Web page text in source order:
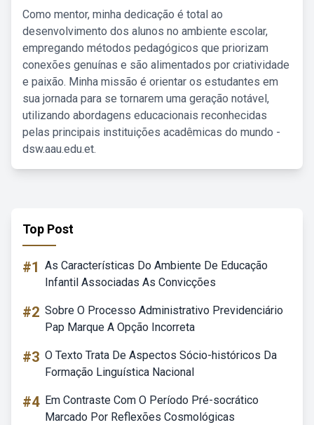
Como mentor, minha dedicação é total ao
desenvolvimento dos alunos no ambiente escolar,
empregando métodos pedagógicos que priorizam
conexões genuínas e são alimentados por criatividade
e paixão. Minha missão é orientar os estudantes em
sua jornada para se tornarem uma geração notável,
utilizando abordagens educacionais reconhecidas
pelas principais instituições acadêmicas do mundo -
dsw.aau.edu.et.
Top Post
#1 As Características Do Ambiente De Educação
Infantil Associadas As Convicções
#2 Sobre O Processo Administrativo Previdenciário
Pap Marque A Opção Incorreta
#3 O Texto Trata De Aspectos Sócio-históricos Da
Formação Linguística Nacional
#4 Em Contraste Com O Período Pré-socrático
Marcado Por Reflexões Cosmológicas